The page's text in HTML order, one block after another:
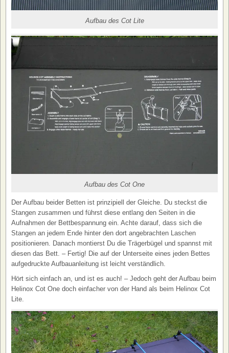
Aufbau des Cot Lite
Aufbau des Cot One
Der Aufbau beider Betten ist prinzipiell der Gleiche. Du steckst die
Stangen zusammen und führst diese entlang den Seiten in die
Aufnahmen der Bettbespannung ein. Achte darauf, dass sich die
Stangen an jedem Ende hinter den dort angebrachten Laschen
positionieren. Danach montierst Du die Trägerbügel und spannst mit
diesen das Bett. – Fertig! Die auf der Unterseite eines jeden Bettes
aufgedruckte Aufbauanleitung ist leicht verständlich.
Hört sich einfach an, und ist es auch! – Jedoch geht der Aufbau beim
Helinox Cot One doch einfacher von der Hand als beim Helinox Cot
Lite.